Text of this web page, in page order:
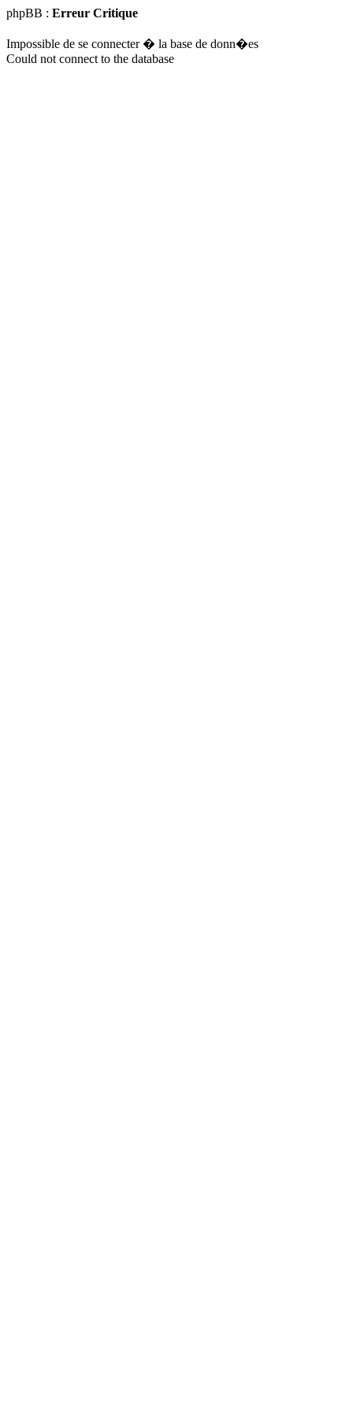
phpBB : Erreur Critique
Impossible de se connecter � la base de donn�es
Could not connect to the database